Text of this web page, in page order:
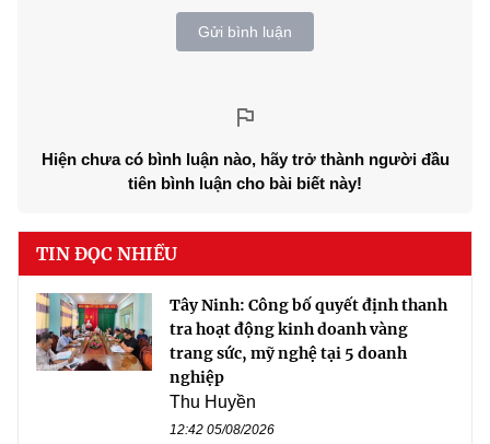
Gửi bình luận
Hiện chưa có bình luận nào, hãy trở thành người đầu
tiên bình luận cho bài biết này!
TIN ĐỌC NHIỀU
Tây Ninh: Công bố quyết định thanh
tra hoạt động kinh doanh vàng
trang sức, mỹ nghệ tại 5 doanh
nghiệp
Thu Huyền
12:42 05/08/2026